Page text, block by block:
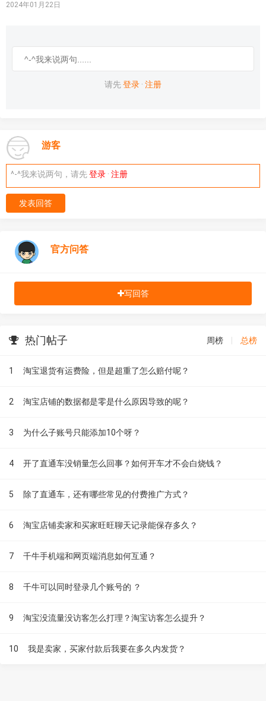
2024年01月22日
请先登录 · 注册
游客
^-^我来说两句，请先登录 · 注册
发表回答
官方问答
写回答
热门帖子 周榜 总榜
1 淘宝退货有运费险，但是超重了怎么赔付呢？
2 淘宝店铺的数据都是零是什么原因导致的呢？
3 为什么子账号只能添加10个呀？
4 开了直通车没销量怎么回事？如何开车才不会白烧钱？
5 除了直通车，还有哪些常见的付费推广方式？
6 淘宝店铺卖家和买家旺旺聊天记录能保存多久？
7 千牛手机端和网页端消息如何互通？
8 千牛可以同时登录几个账号的 ？
9 淘宝没流量没访客怎么打理？淘宝访客怎么提升？
10 我是卖家，买家付款后我要在多久内发货？